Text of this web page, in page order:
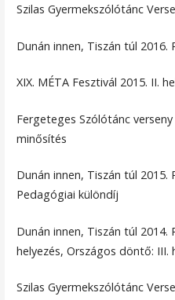
Szilas Gyermekszólótánc
Dunán innen, Tiszán túl 2016.
XIX. MÉTA Fesztivál 2015. II.
Fergeteges Szólótánc
minősítés
Dunán innen, Tiszán túl 2015.
Pedagógiai különdíj
Dunán innen, Tiszán túl 2014.
helyezés, Országos döntő: III.
Szilas Gyermekszólótánc